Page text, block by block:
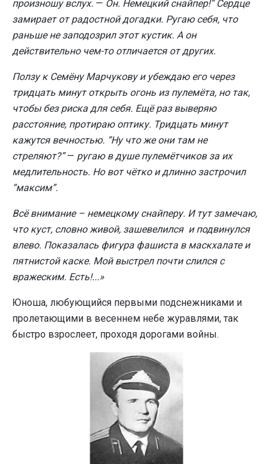
произношу вслух. — Он. Немецкий снайпер!” Сердце
замирает от радостной догадки. Ругаю себя, что
раньше не заподозрил этот кустик. А он
действительно чем-то отличается от других.
Ползу к Семёну Марчукову и убеждаю его через
тридцать минут открыть огонь из пулемёта, но так,
чтобы без риска для себя. Ещё раз выверяю
расстояние, протираю оптику. Тридцать минут
кажутся вечностью. “Ну что же они там не
стреляют?”— ругаю в душе пулемётчиков за их
медлительность. Но вот чётко и длинно застрочил
“максим”.
Всё внимание – немецкому снайперу. И тут замечаю,
что куст, словно живой, зашевелился и подвинулся
влево. Показалась фигура фашиста в маскхалате и
пятнистой каске. Мой выстрел почти слился с
вражеским. Есть!...»
Юноша, любующийся первыми подснежниками и
пролетающими в весеннем небе журавлями, так
быстро взрослеет, проходя дорогами войны.